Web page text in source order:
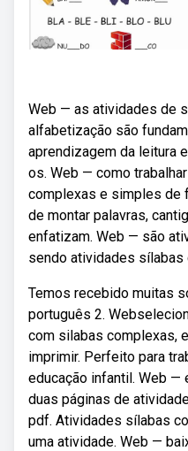
Web — as atividades de
alfabetização são
aprendizagem da leitura
os. Web — como
complexas e simples de
de montar palavras,
enfatizam. Web — são
sendo atividades sílabas
Temos recebido muitas
português 2.
com silabas complexas,
imprimir. Perfeito para
educação infantil. Web —
duas páginas de
pdf. Atividades sílabas
uma atividade. Web —